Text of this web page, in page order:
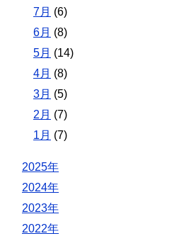
7月 (6)
6月 (8)
5月 (14)
4月 (8)
3月 (5)
2月 (7)
1月 (7)
2025年
2024年
2023年
2022年